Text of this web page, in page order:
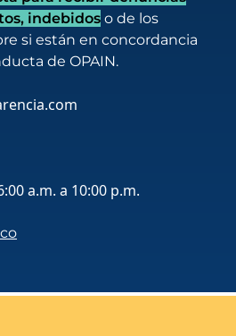
indebidos o de los
si están en concordancia
de OPAIN.
a.m. a 10:00 p.m.